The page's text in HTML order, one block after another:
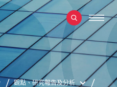
觀點、研究報告及分析